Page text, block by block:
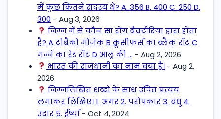
में कुछ कितने सदस्य थे? A. 356 B. 400 C. 250 D.
300 - Aug 3, 2026
निम्न में से कौन सा रोग बैक्टीरिया द्वारा होता
है? A टोबैको मोजेक B क्रूसीफर्स का ब्लैक रॉट C
गन्ने का रेड रॉट D आलू की … - Aug 2, 2026
भारत की राजधानी का नाम क्या है। - Aug 2,
2026
निम्नलिखित शब्दों के साथ उचित प्रत्यय
लगाकर लिखिए। 1. अमर 2. परोपकार 3. बंधु 4.
उदार 5. ईर्ष्या - Oct 4, 2024